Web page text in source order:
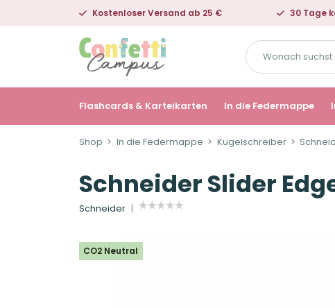
Kostenloser Versand ab 25 € 30 Tage
Wonach
suchst
du?
Flashcards & Karteikarten In die Federmappe
Shop In die Federmappe Kugelschreiber
Schneider Slider
Schneider
CO2 Neutral